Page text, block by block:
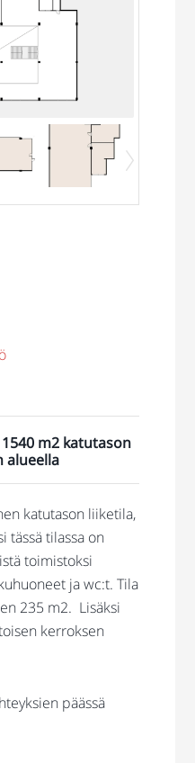
m2 katutason
alueella
katutason liiketila,
tässä tilassa on
toimistoksi
ja wc:t. Tila
235 m2. Lisäksi
kerroksen
päässä